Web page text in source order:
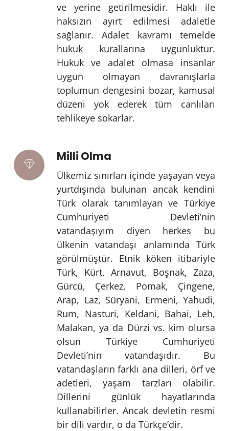
ve yerine getirilmesidir. Haklı ile
haksızın ayırt edilmesi adaletle
sağlanır. Adalet kavramı temelde
hukuk kurallarına uygunluktur.
Hukuk ve adalet olmasa insanlar
uygun olmayan davranışlarla
toplumun dengesini bozar, kamusal
düzeni yok ederek tüm canlıları
tehlikeye sokarlar.
Milli Olma
Ülkemiz sınırları içinde yaşayan veya
yurtdışında bulunan ancak kendini
Türk olarak tanımlayan ve Türkiye
Cumhuriyeti Devleti’nin
vatandaşıyım diyen herkes bu
ülkenin vatandaşı anlamında Türk
görülmüştür. Etnik köken itibariyle
Türk, Kürt, Arnavut, Boşnak, Zaza,
Gürcü, Çerkez, Pomak, Çingene,
Arap, Laz, Süryani, Ermeni, Yahudi,
Rum, Nasturi, Keldani, Bahai, Leh,
Malakan, ya da Dürzi vs. kim olursa
olsun Türkiye Cumhuriyeti
Devleti’nin vatandaşıdır. Bu
vatandaşların farklı ana dilleri, örf ve
adetleri, yaşam tarzları olabilir.
Dillerini günlük hayatlarında
kullanabilirler. Ancak devletin resmi
bir dili vardır, o da Türkçe’dir.